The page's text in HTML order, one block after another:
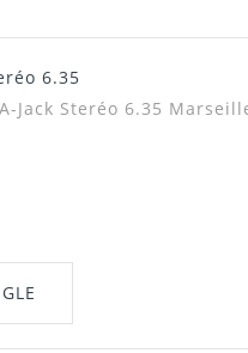
6.35
Jack Steréo 6.35